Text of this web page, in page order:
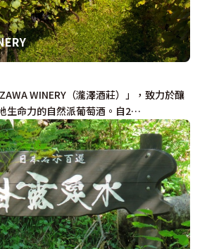
WINERY（瀧澤酒莊）」，致力於釀
生命力的自然派葡萄酒。自2…